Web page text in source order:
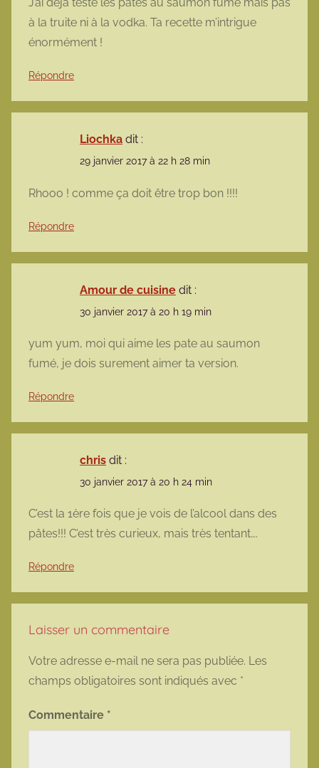
à la truite ni à la vodka. Ta recette m’intrigue
énormément !
Répondre
Liochka dit :
29 janvier 2017 à 22 h 28 min
Rhooo ! comme ça doit être trop bon !!!!
Répondre
Amour de cuisine dit :
30 janvier 2017 à 20 h 19 min
yum yum, moi qui aime les pate au saumon
fumé, je dois surement aimer ta version.
Répondre
chris dit :
30 janvier 2017 à 20 h 24 min
C’est la 1ère fois que je vois de l’alcool dans des
pâtes!!! C’est très curieux, mais très tentant….
Répondre
Laisser un commentaire
Votre adresse e-mail ne sera pas publiée. Les
champs obligatoires sont indiqués avec *
Commentaire *